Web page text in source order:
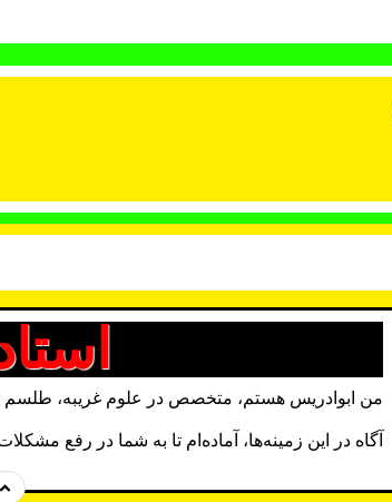
من ابوادریس هستم، متخصص در علوم غریبه، طلسم
آگاه در این زمینه‌ها، آماده‌ام تا به شما در رفع